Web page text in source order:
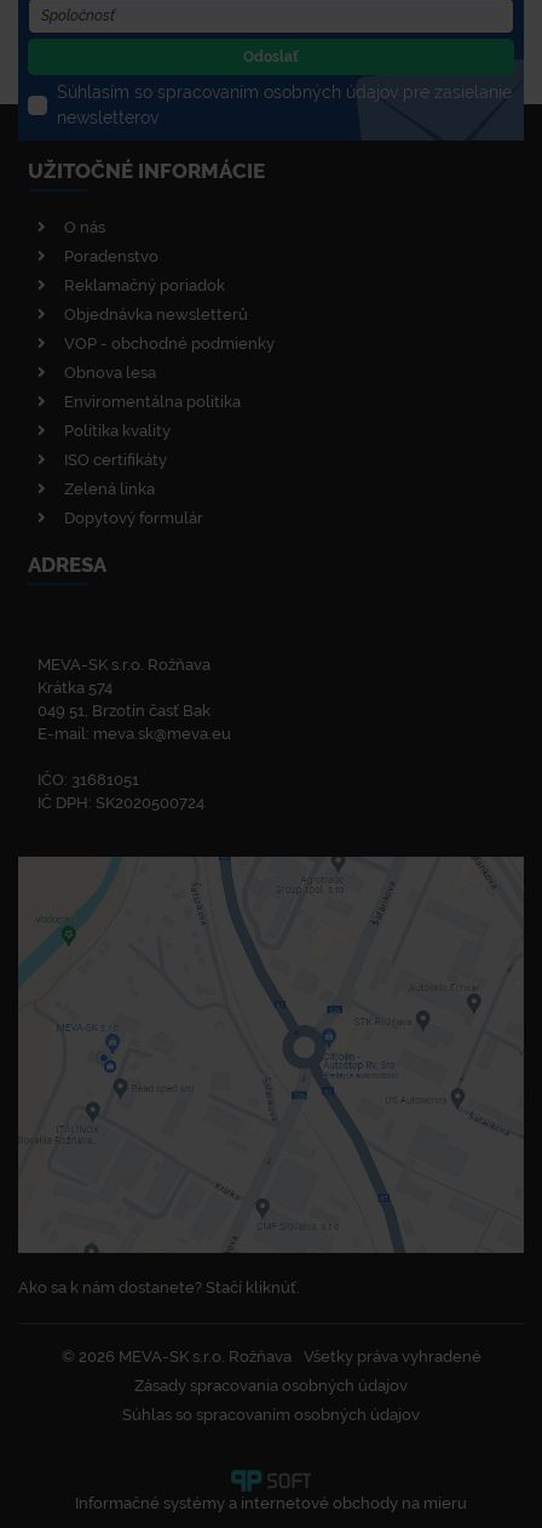
Odoslať
Súhlasím so spracovaním osobných údajov pre zasielanie
newsletterov
UŽITOČNÉ INFORMÁCIE
O nás
Poradenstvo
Reklamačný poriadok
Objednávka newsletterů
VOP - obchodné podmienky
Obnova lesa
Enviromentálna politika
Politika kvality
ISO certifikáty
Zelená linka
Dopytový formulár
ADRESA
MEVA-SK s.r.o. Rožňava
Krátka 574
049 51, Brzotín časť Bak
E-mail: meva.sk@meva.eu
IČO: 31681051
IČ DPH: SK2020500724
Ako sa k nám dostanete? Stačí kliknúť.
© 2026 MEVA-SK s.r.o. Rožňava
Všetky práva vyhradené
Zásady spracovania osobných údajov
Súhlas so spracovaním osobných údajov
Informačné systémy a internetové obchody na mieru